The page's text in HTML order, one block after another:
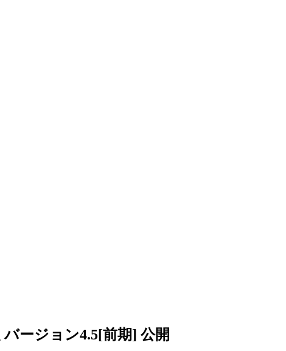
ージョン4.5[前期] 公開